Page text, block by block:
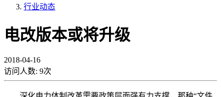
行业动态
电改版本或将升级
2018-04-16
访问人数: 9次